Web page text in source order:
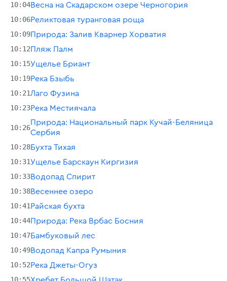
10:04Весна на Скадарском озере Черногория
10:06Реликтовая туранговая роща
10:09Природа: Залив Кварнер Хорватия
10:12Пляж Палм
10:15Ущелье Бриант
10:19Река Бзыбь
10:21Лаго Фузина
10:23Река Местиячала
10:26
Природа: Национальный парк Кучай-Беляница
Сербия
10:28Бухта Тихая
10:31Ущелье Барскаун Киргизия
10:33Водопад Спирит
10:38Весеннее озеро
10:41Райская бухта
10:44Природа: Река Врбас Босния
10:47Бамбуковый лес
10:49Водопад Капра Румыния
10:52Река Джеты-Огуз